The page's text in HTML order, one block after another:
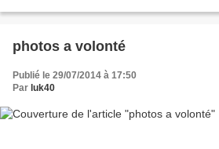
photos a volonté
Publié le 29/07/2014 à 17:50
Par luk40